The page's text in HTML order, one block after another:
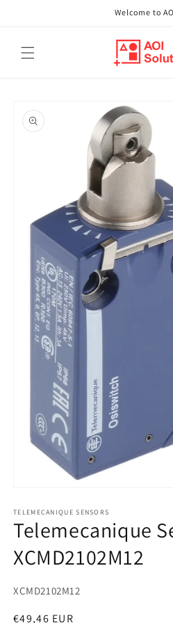
Welcome to
in
Modal
öffnen
TELEMECANIQUE SENSORS
Telemecanique
XCMD2102M12
SKU:
XCMD2102M12
Normaler
€49,46 EUR